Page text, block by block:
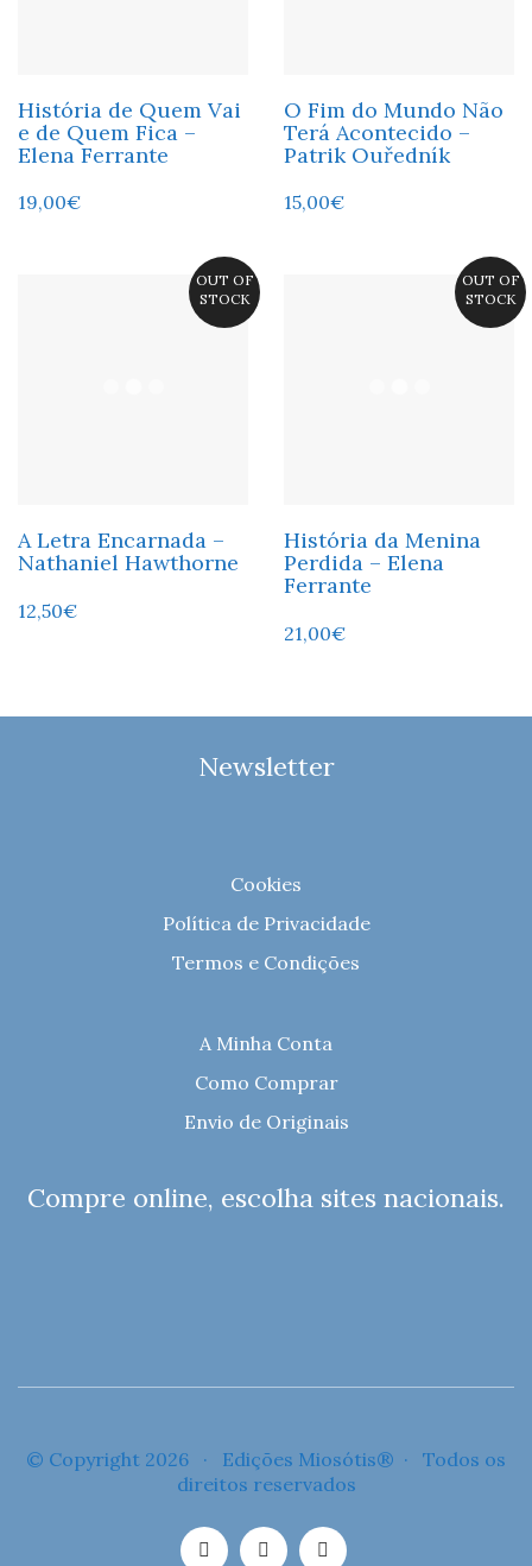
História de Quem Vai
e de Quem Fica –
Elena Ferrante
19,00€
O Fim do Mundo Não
Terá Acontecido –
Patrik Ouředník
15,00€
OUT OF
STOCK
A Letra Encarnada –
Nathaniel Hawthorne
12,50€
OUT OF
STOCK
História da Menina
Perdida – Elena
Ferrante
21,00€
Newsletter
Cookies
Política de Privacidade
Termos e Condições
A Minha Conta
Como Comprar
Envio de Originais
Compre online, escolha sites nacionais.
© Copyright 2026 · Edições Miosótis® · Todos os
direitos reservados